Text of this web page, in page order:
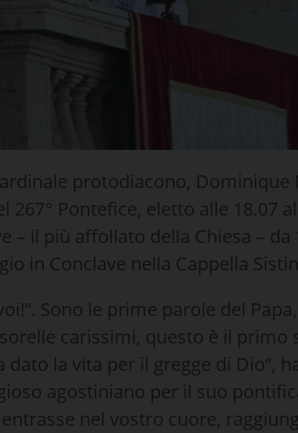
protodiacono, Dominique
267° Pontefice, eletto alle 18.07
– il più affollato della Chiesa –
in Conclave nella Cappella
Sono le prime parole del
carissimi, questo è il primo
dato la vita per il gregge di Dio”,
agostiniano per il suo
nel vostro cuore,